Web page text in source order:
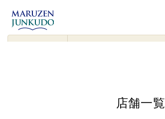
コンテンツ
に進む
▾
店舗一覧